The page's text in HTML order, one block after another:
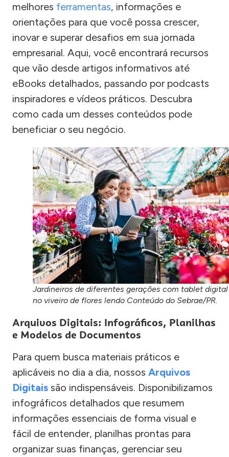
melhores ferramentas, informações e
orientações para que você possa crescer,
inovar e superar desafios em sua jornada
empresarial. Aqui, você encontrará recursos
que vão desde artigos informativos até
eBooks detalhados, passando por podcasts
inspiradores e vídeos práticos. Descubra
como cada um desses conteúdos pode
beneficiar o seu negócio.
Jardineiros de diferentes gerações com tablet digital
no viveiro de flores lendo Conteúdo do Sebrae/PR.
Arquivos Digitais: Infográficos, Planilhas
e Modelos de Documentos
Para quem busca materiais práticos e
aplicáveis no dia a dia, nossos Arquivos
Digitais são indispensáveis. Disponibilizamos
infográficos detalhados que resumem
informações essenciais de forma visual e
fácil de entender, planilhas prontas para
organizar suas finanças, gerenciar seu